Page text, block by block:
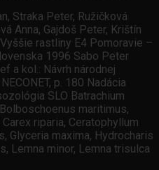
Straka Peter, Ružičková
Anna, Gajdoš Peter, Krištín
rastliny E4 Pomoravie –
1996 Sabo Peter
a kol.: Návrh národnej
p. 180 Nadácia
SLO Batrachium
maritimus,
riparia, Ceratophyllum
Glyceria maxima, Hydrocharis
Lemna minor, Lemna trisulca